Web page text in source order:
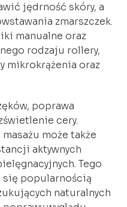
jędrność skóry, a
zmarszczek.
manualne oraz
rodzaju rollery,
mikrokrążenia oraz
poprawa
cery.
może także
aktywnych
Tego
się popularnością
naturalnych